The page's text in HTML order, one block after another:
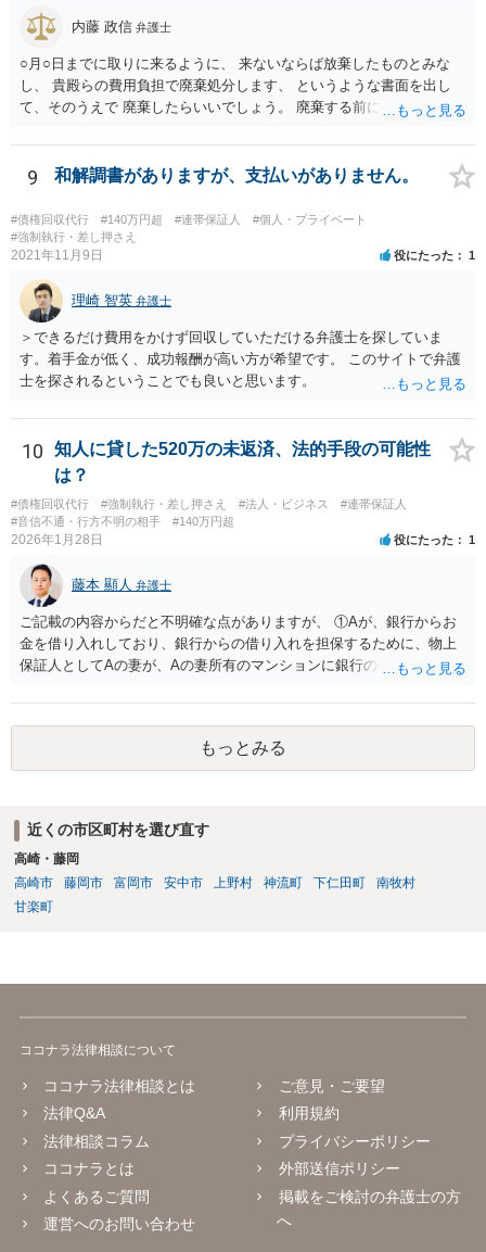
求が来た場合は支払いを拒否できます。
内藤 政信 弁護士
○月○日までに取りに来るように、 来ないならば放棄したものとみな
し、 貴殿らの費用負担で廃棄処分します、 というような書面を出し
て、そのうえで 廃棄したらいいでしょう。 廃棄する前に、写真をとっ
9 和解調書がありますが、支払いがありません。
#債権回収代行 #140万円超 #連帯保証人
#個人・プライベート
#強制執行・差し押さえ
2021年11月9日 役にたった 1
理崎 智英 弁護士
＞できるだけ費用をかけず回収していただける弁護士を探していま
す。着手金が低く、成功報酬が高い方が希望です。 このサイトで弁護
士を探されるということでも良いと思います。
10
知人に貸した520万の未返済、法的手段の可能性
は？
#債権回収代行 #強制執行・差し押さえ #法人・ビジネス
#連帯保証人
#音信不通・行方不明の相手
#140万円超
2026年1月28日 役にたった 1
藤本 顯人 弁護士
ご記載の内容からだと不明確な点がありますが、 ①Aが、銀行からお
金を借り入れしており、銀行からの借り入れを担保するために、物上
保証人としてAの妻が、Aの妻所有のマンションに銀行の根抵当権を入
を担保するために、根抵当権としてAの妻のマンションに根抵当権が設
定されているという可能性 です。 状況からすると、①だと思います。
①だとした場合、現状ですと、Aには全く弁済能力がないので、回収は
非常に厳しいと思われます。
もっとみる
近くの市区町村を選び直す
高崎・藤岡
高崎市
藤岡市 富岡市 安中市 上野村 神流町 下仁田町
南牧村
甘楽町
ココナラ法律相談について
ココナラ法律相談とは
法律Q&A
法律相談コラム
ココナラとは
よくあるご質問
運営へのお問い合わせ
ご意見・ご要望
利用規約
プライバシーポリシー
外部送信ポリシー
掲載をご検討の弁護士の方
へ